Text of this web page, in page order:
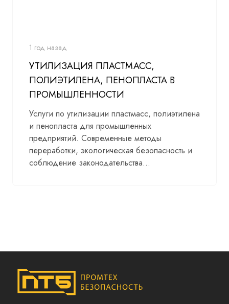
1 год назад
УТИЛИЗАЦИЯ ПЛАСТМАСС,
ПОЛИЭТИЛЕНА, ПЕНОПЛАСТА В
ПРОМЫШЛЕННОСТИ
Услуги по утилизации пластмасс, полиэтилена
и пенопласта для промышленных
предприятий. Современные методы
переработки, экологическая безопасность и
соблюдение законодательства...